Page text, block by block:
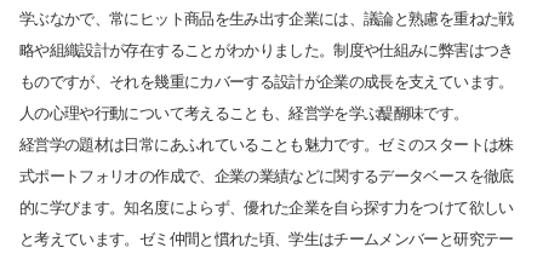
学ぶなかで、常にヒット商品を生み出す企業には、議論と熟慮を重ねた戦
略や組織設計が存在することがわかりました。制度や仕組みに弊害はつき
ものですが、それを幾重にカバーする設計が企業の成長を支えています。
人の心理や行動について考えることも、経営学を学ぶ醍醐味です。
経営学の題材は日常にあふれていることも魅力です。ゼミのスタートは株
式ポートフォリオの作成で、企業の業績などに関するデータベースを徹底
的に学びます。知名度によらず、優れた企業を自ら探す力をつけて欲しい
と考えています。ゼミ仲間と慣れた頃、学生はチームメンバーと研究テー